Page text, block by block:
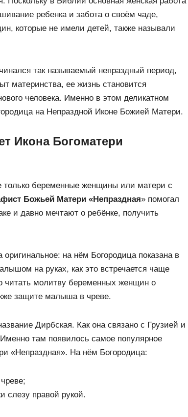
ребенка и забота о своём чаде,
которые не имели детей, также называли
так называемый непраздный период,
материнства, ее жизнь становится
человека. Именно в этом деликатном
на Непраздной Иконе Божией Матери.
Икона Богоматери
только беременные женщины или матери с
Божьей Матери «Непраздная» помогал
и давно мечтают о ребёнке, получить
на нём Богородица показана в
на руках, как это встречается чаще
читать молитву беременных женщин о
защите малыша в чреве.
Дирбская. Как она связано с Грузией и
там появилось самое популярное
«Непраздная». На нём Богородица:
слезу правой рукой.